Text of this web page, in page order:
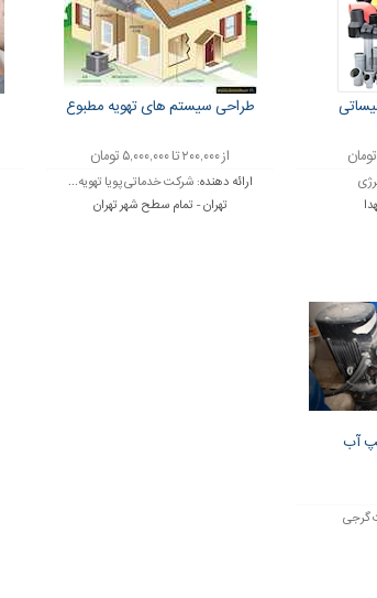
طراحی سیستم های تهویه مطبوع
از ۲۰۰,۰۰۰ تا ۵,۰۰۰,۰۰۰ تومان
ارائه دهنده: شرکت خدماتی پویا تهویه...
تهران - تمام سطح شهر تهران
آب
گرجی